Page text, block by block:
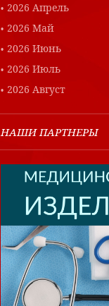
2026 Апрель
2026 Май
2026 Июнь
2026 Июль
2026 Август
НАШИ ПАРТНЕРЫ